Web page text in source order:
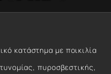
κατάστημα με ποικιλία
πυροσβεστικής,